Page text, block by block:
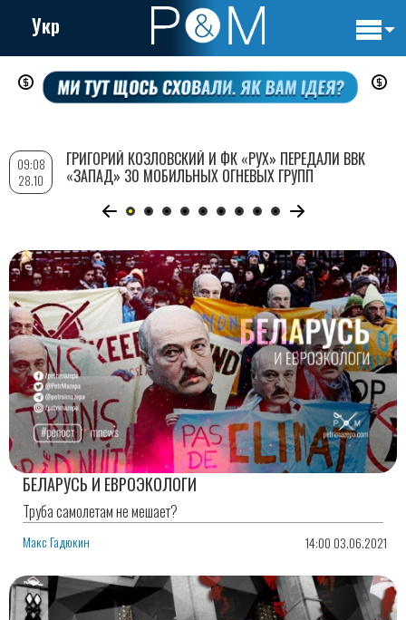
Перейти
содержанию
Укр
БЕЛАРУСЬ И ЕВРОЭКОЛОГИ
Труба самолетам не мешает?
Макс Гадюкин 14:00 03.06.2021
09:08
28.10
ГРИГОРИЙ КОЗЛОВСКИЙ И ФК «РУХ» ПЕРЕДАЛИ ВВК
«ЗАПАД» 30 МОБИЛЬНЫХ ОГНЕВЫХ ГРУПП